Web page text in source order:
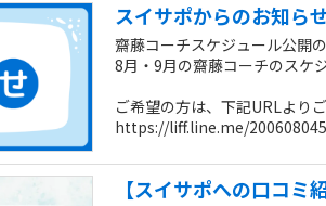
スイサポからのお知ら
齋藤コーチスケジュール公開
8月・9月の齋藤コーチのスケ
ご希望の方は、下記URLより
https://liff.line.me/
【スイサポへの口コ